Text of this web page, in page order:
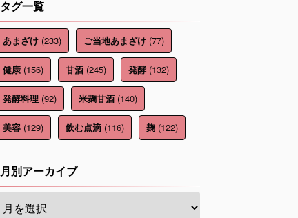
タグ一覧
あまざけ (233) ご当地あまざけ (77)
健康 (156) 甘酒 (245) 発酵(132)
発酵料理 (92) 米麹甘酒 (140)
美容 (129) 飲む点滴 (116) 麹 (122)
月別アーカイブ